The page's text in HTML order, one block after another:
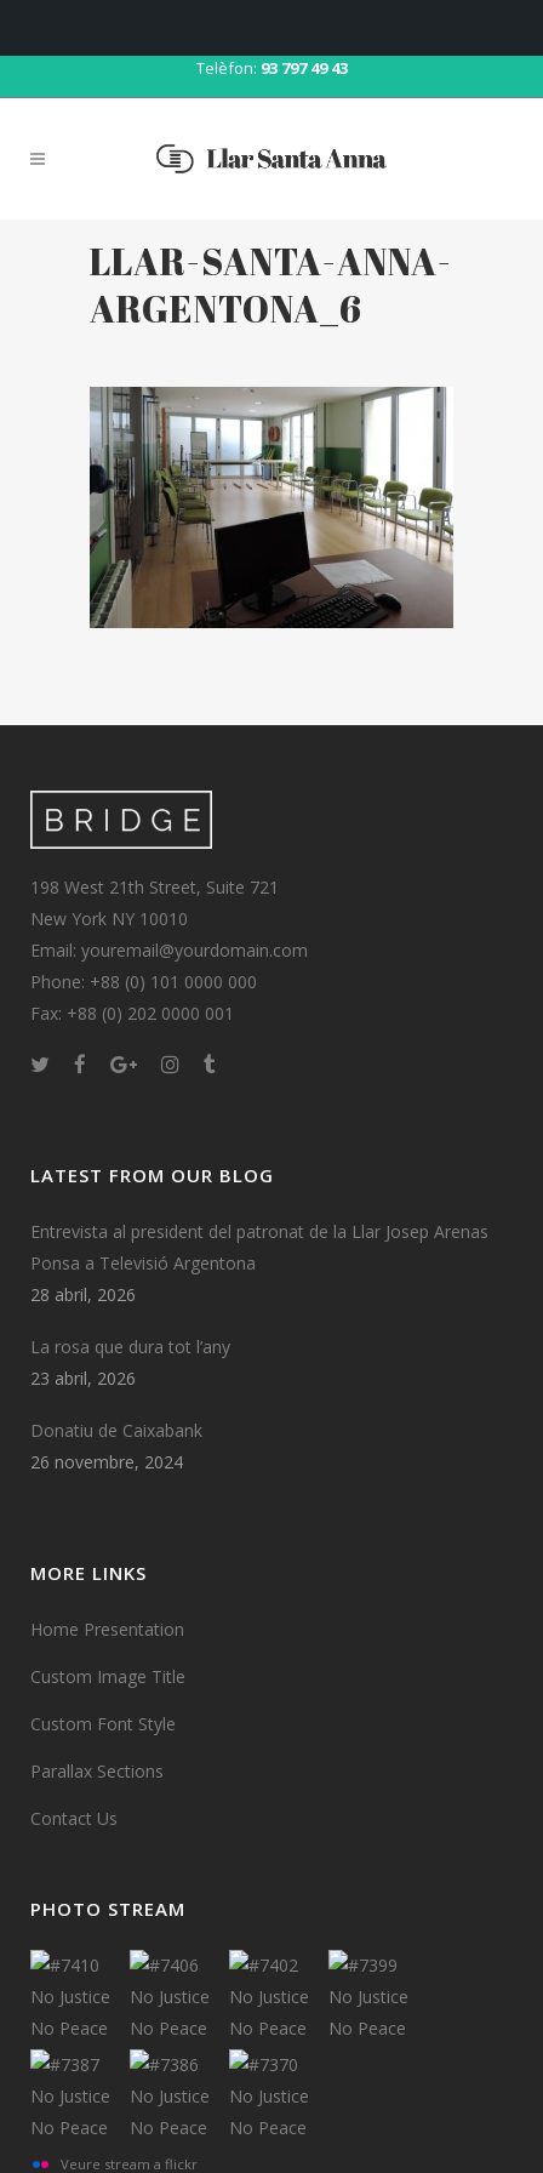
Telèfon: 93 797 49 43
LLAR-SANTA-ANNA-
ARGENTONA_6
198 West 21th Street, Suite 721
New York NY 10010
Email: youremail@yourdomain.com
Phone: +88 (0) 101 0000 000
Fax: +88 (0) 202 0000 001
LATEST FROM OUR BLOG
Entrevista al president del patronat de la Llar Josep Arenas
Ponsa a Televisió Argentona
28 abril, 2026
La rosa que dura tot l’any
23 abril, 2026
Donatiu de Caixabank
26 novembre, 2024
MORE LINKS
Home Presentation
Custom Image Title
Custom Font Style
Parallax Sections
Contact Us
PHOTO STREAM
Veure stream a flickr